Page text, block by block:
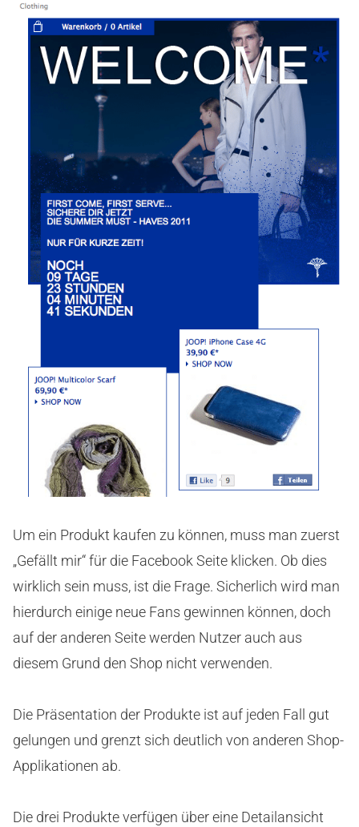
Um ein Produkt kaufen zu können, muss man zuerst
„Gefällt mir“ für die Facebook Seite klicken. Ob dies
wirklich sein muss, ist die Frage. Sicherlich wird man
hierdurch einige neue Fans gewinnen können, doch
auf der anderen Seite werden Nutzer auch aus
diesem Grund den Shop nicht verwenden.
Die Präsentation der Produkte ist auf jeden Fall gut
gelungen und grenzt sich deutlich von anderen Shop-
Applikationen ab.
Die drei Produkte verfügen über eine Detailansicht